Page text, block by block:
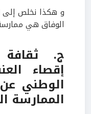
و هكذا نخلص إلى
الوفاق هي
ج.
إقصاء
الوطني
الممارسة